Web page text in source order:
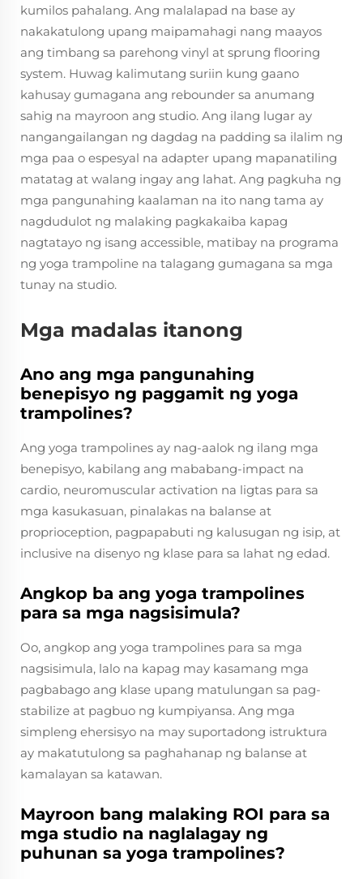
kumilos pahalang. Ang malalapad na base ay
nakakatulong upang maipamahagi nang maayos
ang timbang sa parehong vinyl at sprung flooring
system. Huwag kalimutang suriin kung gaano
kahusay gumagana ang rebounder sa anumang
sahig na mayroon ang studio. Ang ilang lugar ay
nangangailangan ng dagdag na padding sa ilalim ng
mga paa o espesyal na adapter upang mapanatiling
matatag at walang ingay ang lahat. Ang pagkuha ng
mga pangunahing kaalaman na ito nang tama ay
nagdudulot ng malaking pagkakaiba kapag
nagtatayo ng isang accessible, matibay na programa
ng yoga trampoline na talagang gumagana sa mga
tunay na studio.
Mga madalas itanong
Ano ang mga pangunahing
benepisyo ng paggamit ng yoga
trampolines?
Ang yoga trampolines ay nag-aalok ng ilang mga
benepisyo, kabilang ang mababang-impact na
cardio, neuromuscular activation na ligtas para sa
mga kasukasuan, pinalakas na balanse at
proprioception, pagpapabuti ng kalusugan ng isip, at
inclusive na disenyo ng klase para sa lahat ng edad.
Angkop ba ang yoga trampolines
para sa mga nagsisimula?
Oo, angkop ang yoga trampolines para sa mga
nagsisimula, lalo na kapag may kasamang mga
pagbabago ang klase upang matulungan sa pag-
stabilize at pagbuo ng kumpiyansa. Ang mga
simpleng ehersisyo na may suportadong istruktura
ay makatutulong sa paghahanap ng balanse at
kamalayan sa katawan.
Mayroon bang malaking ROI para sa
mga studio na naglalagay ng
puhunan sa yoga trampolines?